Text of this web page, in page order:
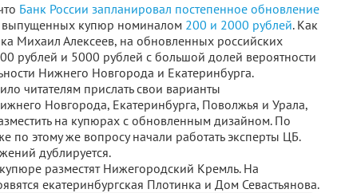
Банк России запланировал постепенное обновление
выпущенных купюр номиналом 200 и 2000 рублей. Как
Михаил Алексеев, на обновленных российских
рублей и 5000 рублей с большой долей вероятности
Нижнего Новгорода и Екатеринбурга.
читателям прислать свои варианты
Новгорода, Екатеринбурга, Поволжья и Урала,
на купюрах с обновленным дизайном. По
по этому же вопросу начали работать эксперты ЦБ.
дублируется.
разместят Нижегородский Кремль. На
екатеринбургская Плотинка и Дом Севастьянова.